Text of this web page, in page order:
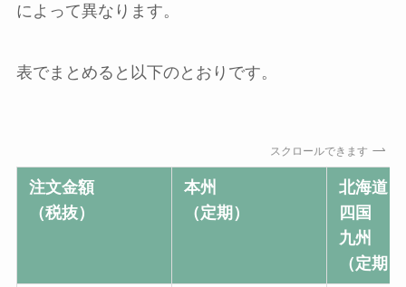
によって異なります。
表でまとめると以下のとおりです。
スクロールできます
注文金額
（税抜）
本州
（定期）
北海道
四国
九州
（定期）